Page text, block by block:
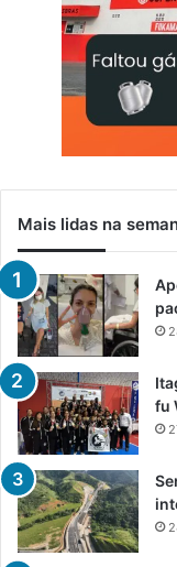
Mais lidas na
fu